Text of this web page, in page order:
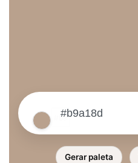
Gerar paleta